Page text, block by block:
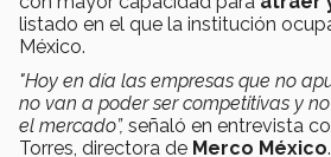
listado en el que la institución
México.
"Hoy en día las empresas que no
no van a poder ser competitivas y
el mercado”, señaló en entrevista
Torres, directora de Merco México.